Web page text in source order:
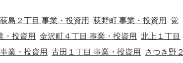
荻島２丁目 事業・投資用 荻野町 事業・投資用
覚
・投資用 金沢町４丁目 事業・投資用
北上１丁目
業・投資用 古田１丁目 事業・投資用
さつき野２